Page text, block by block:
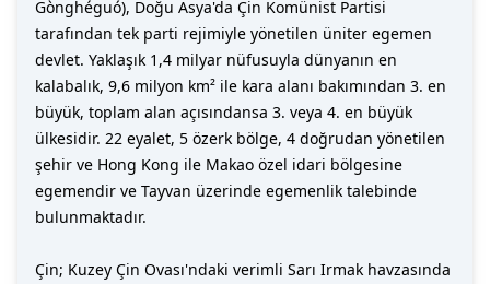
Gònghéguó), Doğu Asya'da Çin Komünist Partisi
tarafından tek parti rejimiyle yönetilen üniter egemen
devlet. Yaklaşık 1,4 milyar nüfusuyla dünyanın en
kalabalık, 9,6 milyon km² ile kara alanı bakımından 3. en
büyük, toplam alan açısındansa 3. veya 4. en büyük
ülkesidir. 22 eyalet, 5 özerk bölge, 4 doğrudan yönetilen
şehir ve Hong Kong ile Makao özel idari bölgesine
egemendir ve Tayvan üzerinde egemenlik talebinde
bulunmaktadır.
Çin; Kuzey Çin Ovası'ndaki verimli Sarı Irmak havzasında